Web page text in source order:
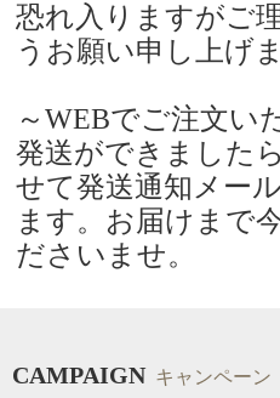
恐れ入りますがご
うお願い申し上げま
～WEBでご注文い
発送ができました
せて発送通知メー
ます。お届けまで
ださいませ。
CAMPAIGN キャンペーン